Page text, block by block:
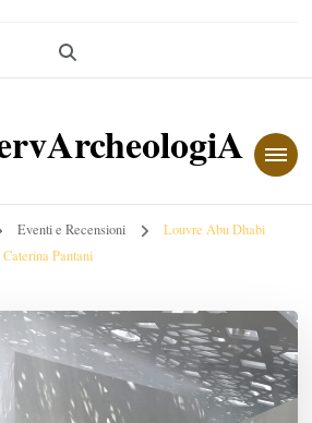
Eventi e Recensioni
Louvre Abu Dhabi
Pantani